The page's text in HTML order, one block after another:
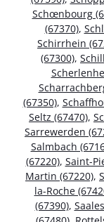
Schœnbourg
(67370),
Schirrhein
(67300),
(67350),
Seltz (67470),
Sarrewerden
Salmbach
(67220), Saint-
Martin (67220),
la-Roche
(67390),